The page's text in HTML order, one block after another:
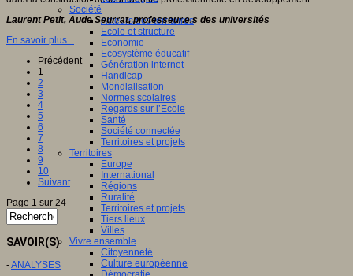
Société
Acteurs des territoires
Ecole et structure
Economie
Ecosystème éducatif
Génération internet
Handicap
Mondialisation
Normes scolaires
Regards sur l’Ecole
Santé
Société connectée
Territoires et projets
Territoires
Europe
International
Régions
Ruralité
Territoires et projets
Tiers lieux
Villes
Vivre ensemble
Citoyenneté
Culture européenne
Laurent Petit, Aude Seurrat, professeur.e.s des universités
En savoir plus...
Précédent
1
2
3
4
5
6
7
8
9
10
Suivant
Page 1 sur 24
SAVOIR(S)
-ANALYSES